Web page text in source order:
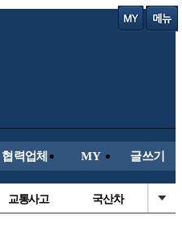
협력업체 MY 글쓰기
교통사고 국산차